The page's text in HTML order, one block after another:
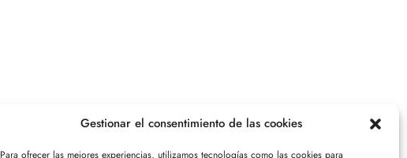
Gestionar el consentimiento de las cookies
Para ofrecer las mejores experiencias, utilizamos tecnologías como las cookies para